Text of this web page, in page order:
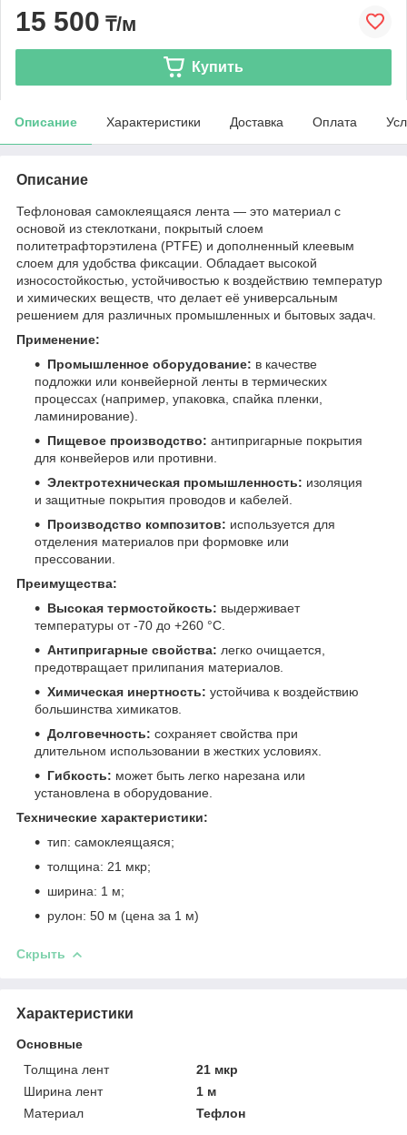
15 500 ₸/м
Купить
Описание Характеристики Доставка Оплата
Описание
Тефлоновая самоклеящаяся лента — это материал с
основой из стеклоткани, покрытый слоем
политетрафторэтилена (PTFE) и дополненный клеевым
слоем для удобства фиксации. Обладает высокой
износостойкостью, устойчивостью к воздействию температур
и химических веществ, что делает её универсальным
решением для различных промышленных и бытовых задач.
Применение:
Промышленное оборудование: в качестве
подложки или конвейерной ленты в термических
процессах (например, упаковка, спайка пленки,
ламинирование).
Пищевое производство: антипригарные покрытия
для конвейеров или противни.
Электротехническая промышленность: изоляция
и защитные покрытия проводов и кабелей.
Производство композитов: используется для
отделения материалов при формовке или
прессовании.
Преимущества:
Высокая термостойкость: выдерживает
температуры от -70 до +260 °C.
Антипригарные свойства: легко очищается,
предотвращает прилипания материалов.
Химическая инертность: устойчива к воздействию
большинства химикатов.
Долговечность: сохраняет свойства при
длительном использовании в жестких условиях.
Гибкость: может быть легко нарезана или
установлена в оборудование.
Технические характеристики:
тип: самоклеящаяся;
толщина: 21 мкр;
ширина: 1 м;
рулон: 50 м (цена за 1 м)
Скрыть
Характеристики
Основные
Толщина лент
21 мкр
Ширина лент
1 м
Материал
Тефлон